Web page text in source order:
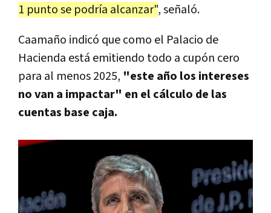
1 punto se podría alcanzar", señaló.
Caamaño indicó que como el Palacio de
Hacienda está emitiendo todo a cupón cero
para al menos 2025, "este año los intereses
no van a impactar" en el cálculo de las
cuentas base caja.